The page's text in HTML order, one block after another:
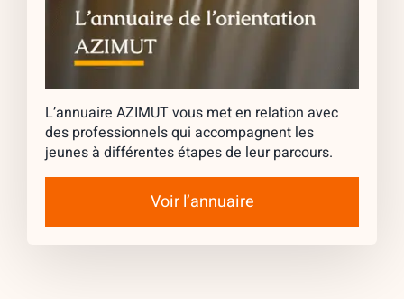
L’annuaire AZIMUT vous met en relation avec
des professionnels qui accompagnent les
jeunes à différentes étapes de leur parcours.
Voir l’annuaire